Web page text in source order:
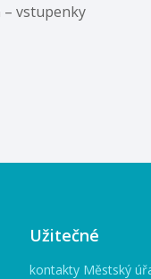
vstupenky
Užitečné
kontakty Městský